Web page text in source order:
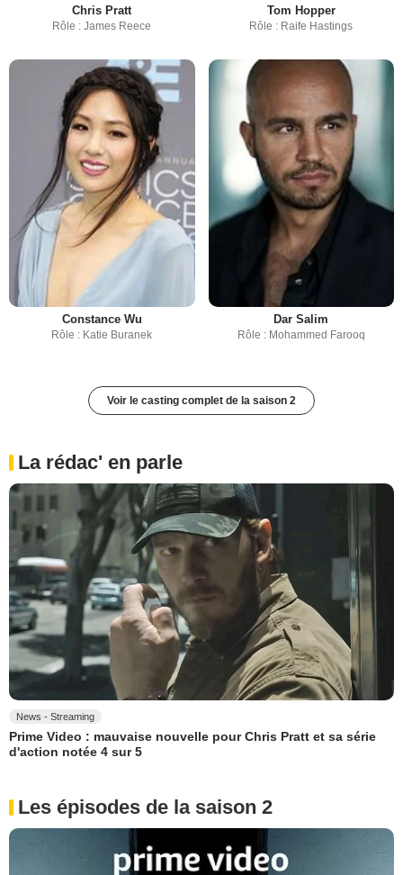
Chris Pratt
Rôle : James Reece
Tom Hopper
Rôle : Raife Hastings
Constance Wu
Rôle : Katie Buranek
Dar Salim
Rôle : Mohammed Farooq
Voir le casting complet de la saison 2
La rédac' en parle
News - Streaming
Prime Video : mauvaise nouvelle pour Chris Pratt et sa série
d'action notée 4 sur 5
Les épisodes de la saison 2